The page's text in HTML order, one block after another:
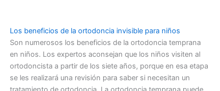
Los beneficios de la ortodoncia invisible para niños
Son numerosos los beneficios de la ortodoncia temprana
en niños. Los expertos aconsejan que los niños visiten al
ortodoncista a partir de los siete años, porque en esa etapa
se les realizará una revisión para saber si necesitan un